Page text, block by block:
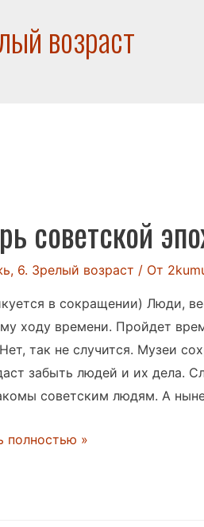
возраст
советской
, 6. Зрелый возраст / От
в сокращении) Люди,
ходу времени. Пройдет
так не случится. Музеи
забыть людей и их дела.
советским людям. А
полностью »